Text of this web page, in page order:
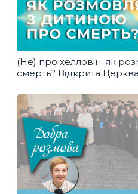
(Не) про хелловін: як
смерть? Відкрита Церква